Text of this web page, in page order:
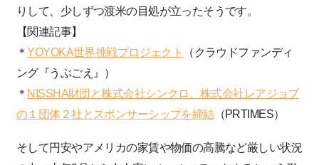
りして、少しずつ渡米の目処が立ったそうです。
【関連記事】
＊YOYOKA世界挑戦プロジェクト
（クラウドファンディ
ング『うぶごえ』）
＊ NISSHA財団と株式会社シンクロ、株式会社レアジョブ
の１団体２社とスポンサーシップを締結（PRTIMES）
そして円安やアメリカの家賃や物価の高騰など厳しい状況